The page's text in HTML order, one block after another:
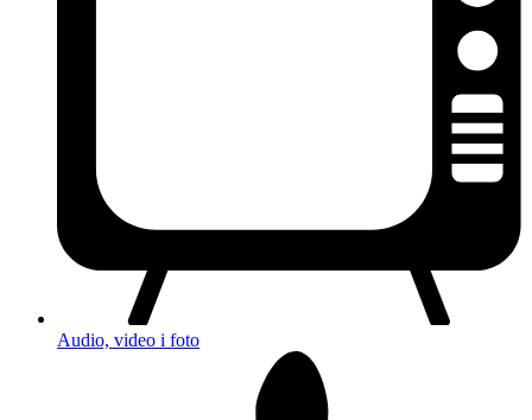
Audio, video i foto